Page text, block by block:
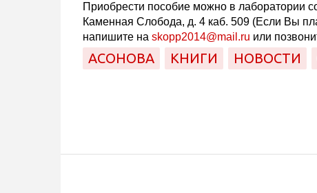
Приобрести пособие можно в лаборатории
Каменная Слобода, д. 4 каб. 509 (Если Вы
напишите на skopp2014@mail.ru или
АСОНОВА КНИГИ НОВОСТИ